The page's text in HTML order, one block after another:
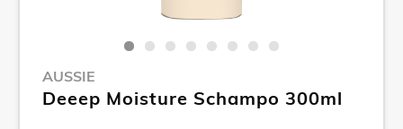
AUSSIE
Deeep Moisture Schampo 300ml